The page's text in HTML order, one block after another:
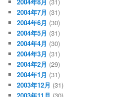
2004年7月 (31)
2004年6月 (30)
2004年5月 (31)
2004年4月 (30)
2004年3月 (31)
2004年2月 (29)
2004年1月 (31)
2003年12月 (31)
2003年11月 (30)